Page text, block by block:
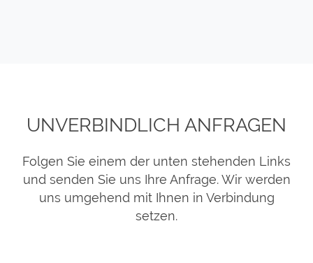
UNVERBINDLICH ANFRAGEN
Folgen Sie einem der unten stehenden Links
und senden Sie uns Ihre Anfrage. Wir werden
uns umgehend mit Ihnen in Verbindung
setzen.